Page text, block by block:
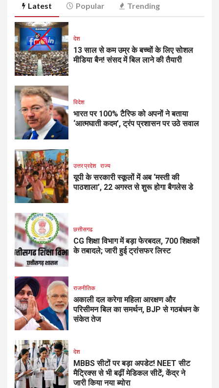
Latest Popular Trending
देश
13 साल से कम उम्र के बच्चों के लिए सोशल
मीडिया बैन! संसद में बिल लाने की तैयारी
विदेश
भारत पर 100% टैरिफ को अपनों ने बताया
‘आत्मघाती कदम’, ट्रंप प्रशासन पर उठे सवाल
उत्तर प्रदेश राज्य
यूपी के सरकारी स्कूलों में अब ‘मस्ती की
पाठशाला’, 22 अगस्त से शुरू होगा बैगलेस डे
छत्तीसगढ
CG शिक्षा विभाग में बड़ा फेरबदल, 700 शिक्षकों
के तबादले; जारी हुई ट्रांसफर लिस्ट
राजनीतिक
अकाली दल करेगा महिला आरक्षण और
परिसीमन बिल का समर्थन, BJP से गठबंधन के
संकेत तेज
देश
MBBS सीटों पर बड़ा अपडेट! NEET सीट
मैट्रिक्स से भी बढ़ीं मेडिकल सीटें, केंद्र ने
जारी किया नया ब्योरा